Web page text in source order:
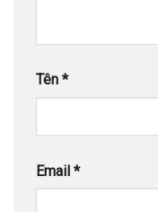
Tên *
Email *